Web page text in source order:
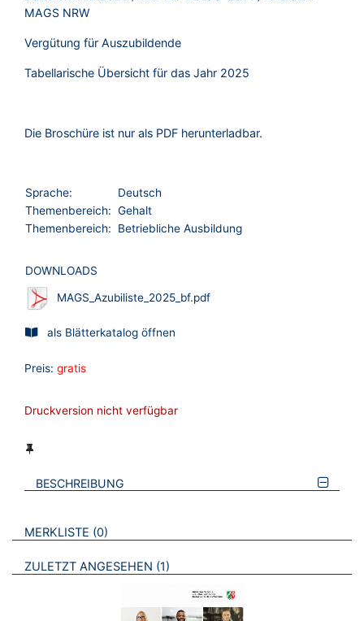
MAGS NRW
Vergütung für Auszubildende
Tabellarische Übersicht für das Jahr 2025
Die Broschüre ist nur als PDF herunterladbar.
Sprache:
Deutsch
Themenbereich: Gehalt
Themenbereich:
Betriebliche Ausbildung
DOWNLOADS
MAGS_Azubiliste_2025_bf.pdf
als Blätterkatalog öffnen
Preis: gratis
Druckversion nicht verfügbar
BESCHREIBUNG
VERWEISE AUF VERMERKTE- ODER ZULETZT ANGESEHENE
MERKLISTE 0 BROSCHÜREN
ZULETZT ANGESEHEN 1 BROSCHÜREN